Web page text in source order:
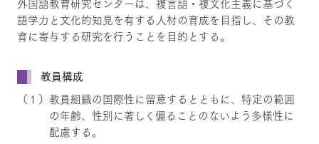
語学力と文化的知見を有する人材の育成を目指し、その教
育に寄与する研究を行うことを目的とする。
教員構成
（１）教員組織の国際性に留意するとともに、特定の範囲
の年齢、性別に著しく偏ることのないよう多様性に
配慮する。